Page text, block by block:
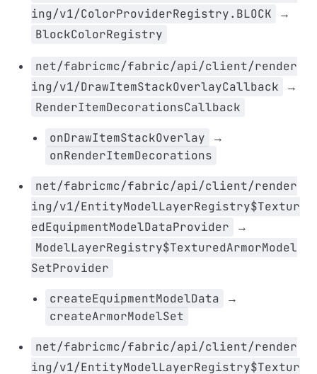
ing/v1/ColorProviderRegistry.BLOCK
→
BlockColorRegistry
net/fabricmc/fabric/api/client/render
ing/v1/DrawItemStackOverlayCallback
→
RenderItemDecorationsCallback
onDrawItemStackOverlay →
onRenderItemDecorations
net/fabricmc/fabric/api/client/render
ing/v1/EntityModelLayerRegistry$Textur
edEquipmentModelDataProvider
→
ModelLayerRegistry$TexturedArmorModel
SetProvider
createEquipmentModelData →
createArmorModelSet
net/fabricmc/fabric/api/client/render
ing/v1/EntityModelLayerRegistry$Textur